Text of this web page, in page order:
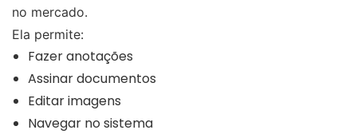
no mercado.
Ela permite:
Fazer anotações
Assinar documentos
Editar imagens
Navegar no sistema